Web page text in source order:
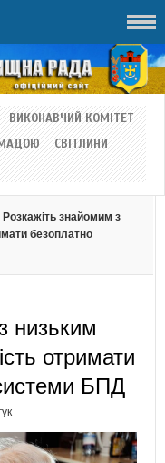
ВИКОНАВЧИЙ КОМІТЕТ
СВІТЛИНИ
Розкажіть знайомим з
безоплатно
низьким
отримати
БПД